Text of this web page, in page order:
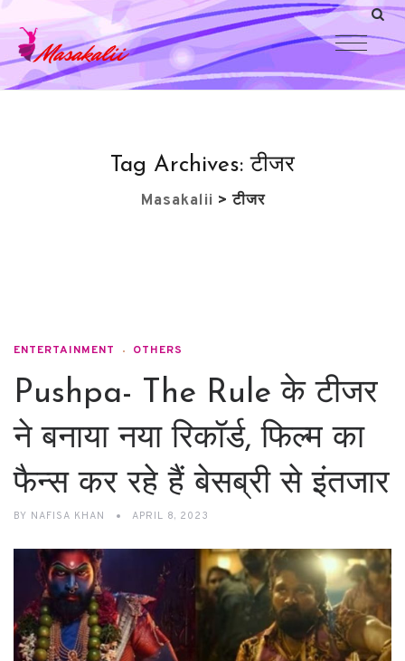
Tag Archives:टीजर
Masakalii >टीजर
ENTERTAINMENT OTHERS
Pushpa- The Rule के टीजर
ने बनाया नया रिकॉर्ड, फिल्म का
फैन्स कर रहे हैं बेसब्री से इंतजार
BY NAFISA KHAN APRIL 8, 2023